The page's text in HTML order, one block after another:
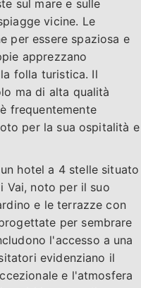
sul mare e sulle
vicine. Le
per essere spaziosa e
apprezzano
folla turistica. Il
ma di alta qualità
frequentemente
per la sua ospitalità e
hotel a 4 stelle situato
Vai, noto per il suo
e le terrazze con
per sembrare
l'accesso a una
evidenziano il
e l'atmosfera